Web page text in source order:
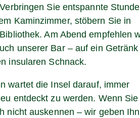
Sie entspannte
Kaminzimmer, stöbern Sie in
Am Abend empfehlen
unserer Bar – auf ein Getränk
insularen Schnack.
wartet die Insel darauf, immer
entdeckt zu werden. Wenn Sie
nicht auskennen – wir geben